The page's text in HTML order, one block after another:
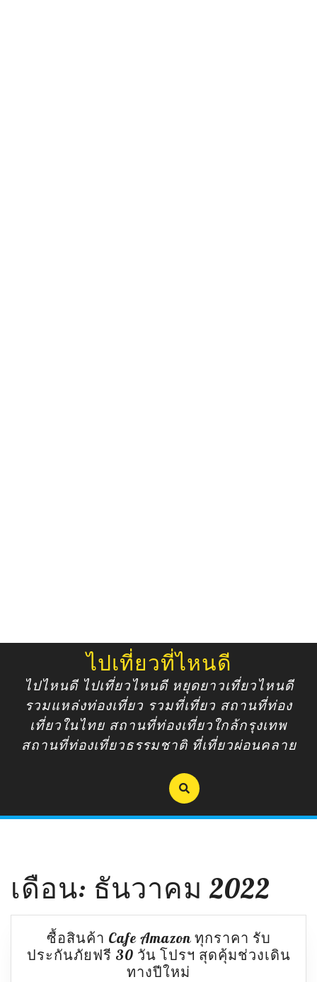
content
ไปเที่ยวที่ไหนดี
ไปไหนดี ไปเที่ยวไหนดี หยุดยาวเที่ยวไหนดี
รวมแหล่งท่องเที่ยว รวมที่เที่ยว สถานที่ท่อง
เที่ยวในไทย สถานที่ท่องเที่ยวใกล้กรุงเทพ
สถานที่ท่องเที่ยวธรรมชาติ ที่เที่ยวผ่อนคลาย
เดือน: ธันวาคม 2022
ซื้อสินค้า Cafe Amazon ทุกราคา รับ
ประกันภัยฟรี 30 วัน โปรฯ สุดคุ้มช่วงเดิน
ทางปีใหม่